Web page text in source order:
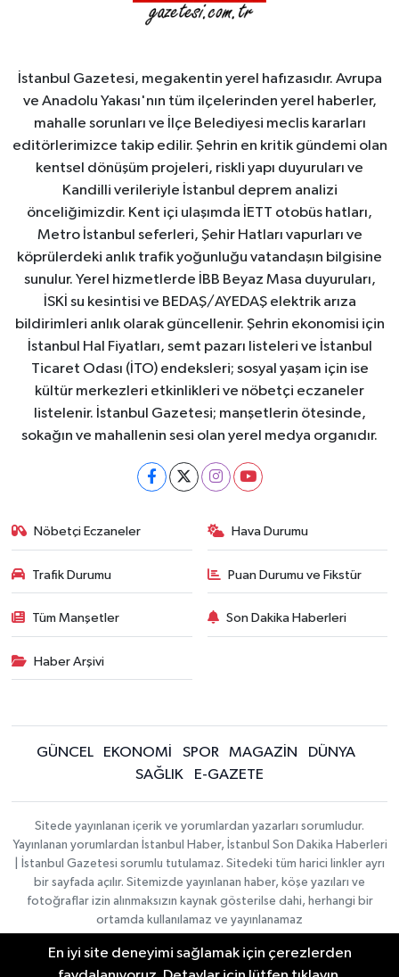
İstanbul Gazetesi, megakentin yerel hafızasıdır. Avrupa
ve Anadolu Yakası'nın tüm ilçelerinden yerel haberler,
mahalle sorunları ve İlçe Belediyesi meclis kararları
editörlerimizce takip edilir. Şehrin en kritik gündemi olan
kentsel dönüşüm projeleri, riskli yapı duyuruları ve
Kandilli verileriyle İstanbul deprem analizi
önceliğimizdir. Kent içi ulaşımda İETT otobüs hatları,
Metro İstanbul seferleri, Şehir Hatları vapurları ve
köprülerdeki anlık trafik yoğunluğu vatandaşın bilgisine
sunulur. Yerel hizmetlerde İBB Beyaz Masa duyuruları,
İSKİ su kesintisi ve BEDAŞ/AYEDAŞ elektrik arıza
bildirimleri anlık olarak güncellenir. Şehrin ekonomisi için
İstanbul Hal Fiyatları, semt pazarı listeleri ve İstanbul
Ticaret Odası (İTO) endeksleri; sosyal yaşam için ise
kültür merkezleri etkinlikleri ve nöbetçi eczaneler
listelenir. İstanbul Gazetesi; manşetlerin ötesinde,
sokağın ve mahallenin sesi olan yerel medya organıdır.
Nöbetçi Eczaneler Hava Durumu
Trafik Durumu Puan Durumu ve Fikstür
Tüm Manşetler Son Dakika Haberleri
Haber Arşivi
GÜNCEL EKONOMİ SPOR MAGAZİN
DÜNYA
SAĞLIK
E-GAZETE
Sitede yayınlanan içerik ve yorumlardan yazarları sorumludur.
Yayınlanan yorumlardan İstanbul Haber, İstanbul Son Dakika Haberleri
| İstanbul Gazetesi sorumlu tutulamaz. Sitedeki tüm harici linkler ayrı
bir sayfada açılır. Sitemizde yayınlanan haber, köşe yazıları ve
fotoğraflar izin alınmaksızın kaynak gösterilse dahi, herhangi bir
ortamda kullanılamaz ve yayınlanamaz
İletişim Künye
En iyi site deneyimi sağlamak için çerezlerden